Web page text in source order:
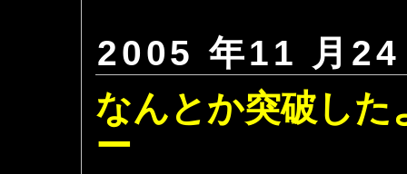
2005 年11 月
なんとか突破した
ー